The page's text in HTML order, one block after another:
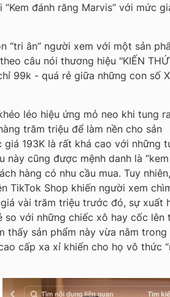
đánh răng Marvis” với mức
“tri ân” người xem với một sản
câu nói thương hiệu "KIẾN
99k - quá rẻ giữa những con số
léo hiệu ứng mỏ neo khi tung ra
trăm triệu để làm nền cho sản
193K là rất khá cao với những
này cũng được mệnh danh là “kem
hàng có nhu cầu mua. Tuy nhiên,
TikTok Shop khiến người xem
vài trăm triệu trước đó, sự xuất
so với những chiếc xô hay cốc lên
thấy sản phẩm này vừa nằm trong
cấp xa xỉ khiến cho họ vô thức